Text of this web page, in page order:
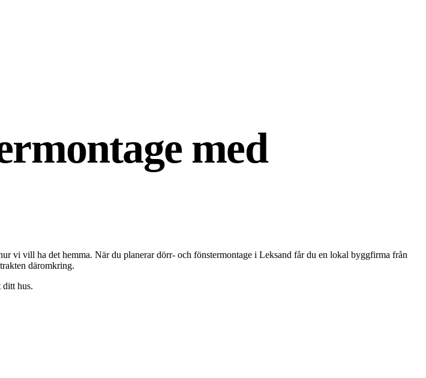
med
vi vill ha det hemma. När du planerar dörr- och fönstermontage i Leksand får du en lokal byggfirma från
däromkring.
hus.